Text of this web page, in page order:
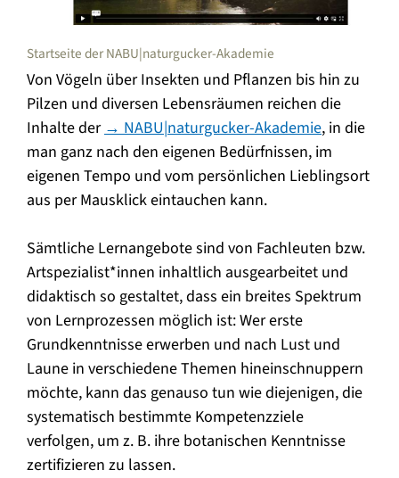
Startseite der NABU|naturgucker-Akademie
Von Vögeln über Insekten und Pflanzen bis hin zu
Pilzen und diversen Lebensräumen reichen die
Inhalte der→ NABU|naturgucker-Akademie, in die
man ganz nach den eigenen Bedürfnissen, im
eigenen Tempo und vom persönlichen Lieblingsort
aus per Mausklick eintauchen kann.
Sämtliche Lernangebote sind von Fachleuten bzw.
Artspezialist*innen inhaltlich ausgearbeitet und
didaktisch so gestaltet, dass ein breites Spektrum
von Lernprozessen möglich ist: Wer erste
Grundkenntnisse erwerben und nach Lust und
Laune in verschiedene Themen hineinschnuppern
möchte, kann das genauso tun wie diejenigen, die
systematisch bestimmte Kompetenzziele
verfolgen, um z. B. ihre botanischen Kenntnisse
zertifizieren zu lassen.